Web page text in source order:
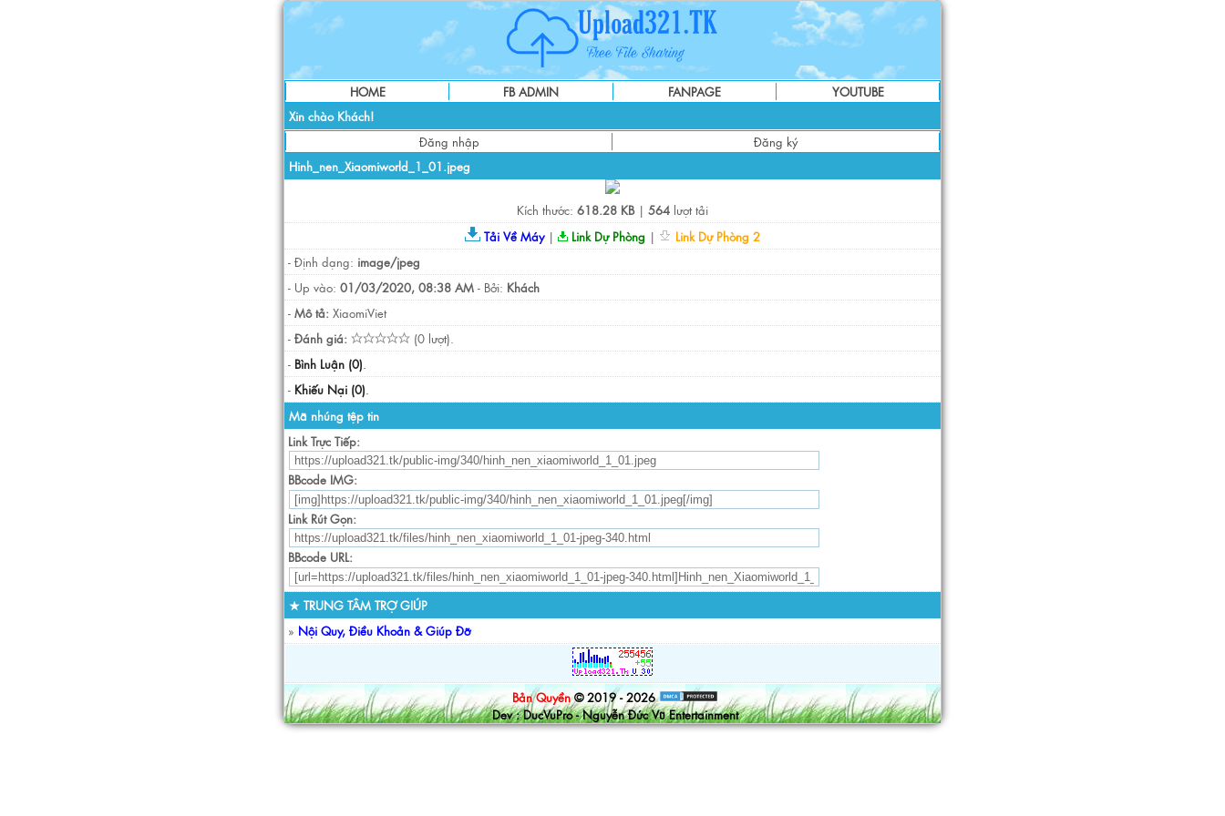
HOME FB ADMIN FANPAGE
YOUTUBE
Xin chào Khách!
Đăng nhập
Đăng ký
Hinh_nen_Xiaomiworld_1_01.jpeg
Kích thước: 618.28 KB| 564 lượt tải
Tải Về Máy| Link Dự Phòng |
Link Dự Phòng 2
- Định dạng: image/jpeg
- Up vào: 01/03/2020, 08:38 AM - Bởi: Khách
- Mô tả: XiaomiViet
- Đánh giá:
(0 lượt).
- Bình Luận (0).
- Khiếu Nại (0).
Mã nhúng tệp tin
Link Trực Tiếp:
BBcode IMG:
Link Rút Gọn:
BBcode URL:
★ TRUNG TÂM TRỢ GIÚP
» Nội Quy, Điều Khoản & Giúp Đỡ
Bản Quyền © 2019 - 2026
Dev : DucVuPro - Nguyễn Đức Vũ Entertainment